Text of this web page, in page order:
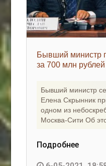
Бывший министр
за 700 млн
Бывший министр
Елена Скрынник
одном из
Москва-Сити Об
Подробнее